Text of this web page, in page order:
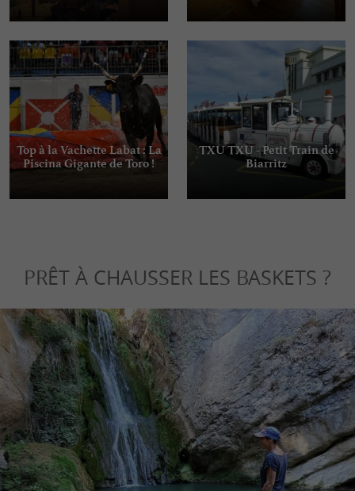
Top à la Vachette Labat : La
Piscina Gigante de Toro !
TXU TXU - Petit Train de
Biarritz
PRÊT À CHAUSSER LES BASKETS ?